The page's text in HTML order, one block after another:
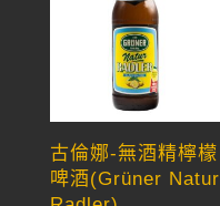
古倫娜-無酒精檸檬
啤酒(Grüner Natur